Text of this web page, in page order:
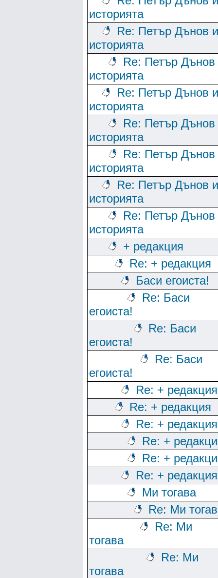
историята
Re: Петър Дънов и
историята
Re: Петър Дънов
историята
Re: Петър Дънов и
историята
Re: Петър Дънов
историята
Re: Петър Дънов
историята
Re: Петър Дънов и
историята
Re: Петър Дънов
историята
+ редакция
Re: + редакция
Баси егоиста!
Re: Баси
егоиста!
Re: Баси
егоиста!
Re: Баси
егоиста!
Re: + редакция
Re: + редакция
Re: + редакция
Re: +
Re: +
Re: + редакция
Ми тогава
Re: Ми
Re: Ми
тогава
Re: Ми
тогава